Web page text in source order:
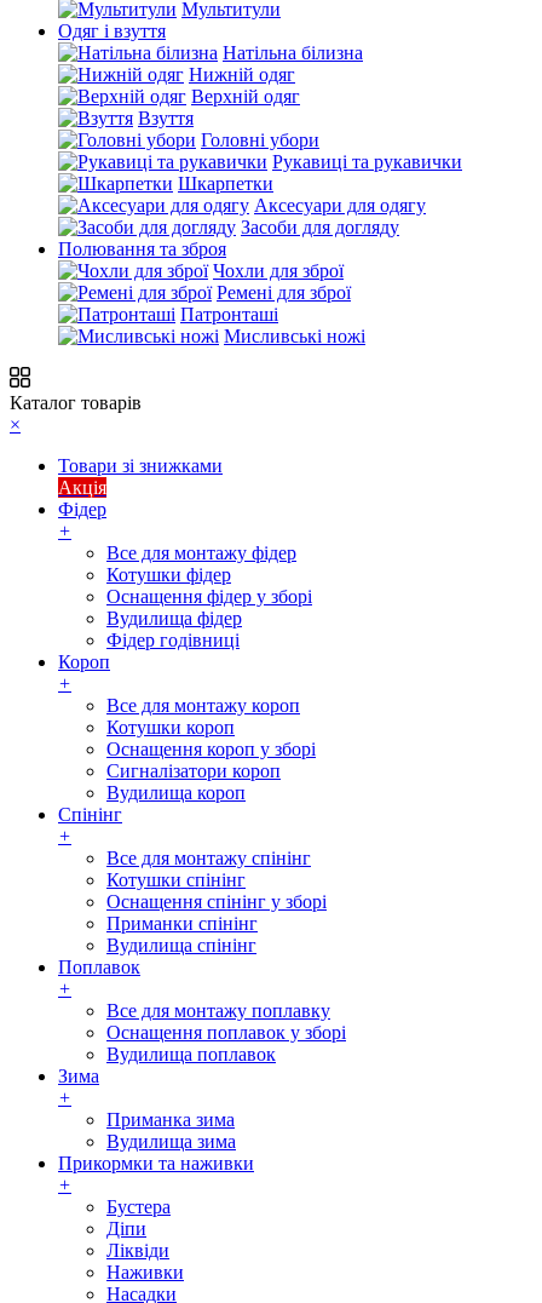
Мультитули
Одяг і взуття
Натільна білизна
Нижній одяг
Верхній одяг
Взуття
Головні убори
Рукавиці та рукавички
Шкарпетки
Аксесуари для одягу
Засоби для догляду
Полювання та зброя
Чохли для зброї
Ремені для зброї
Патронташі
Мисливські ножі
Каталог товарів
×
Товари зі знижками
Акція
Фідер
+
Все для монтажу фідер
Котушки фідер
Оснащення фідер у зборі
Вудилища фідер
Фідер годівниці
Короп
+
Все для монтажу короп
Котушки короп
Оснащення короп у зборі
Сигналізатори короп
Вудилища короп
Спінінг
+
Все для монтажу спінінг
Котушки спінінг
Оснащення спінінг у зборі
Приманки спінінг
Вудилища спінінг
Поплавок
+
Все для монтажу поплавку
Оснащення поплавок у зборі
Вудилища поплавок
Зима
+
Приманка зима
Вудилища зима
Прикормки та наживки
+
Бустера
Діпи
Ліквіди
Наживки
Насадки